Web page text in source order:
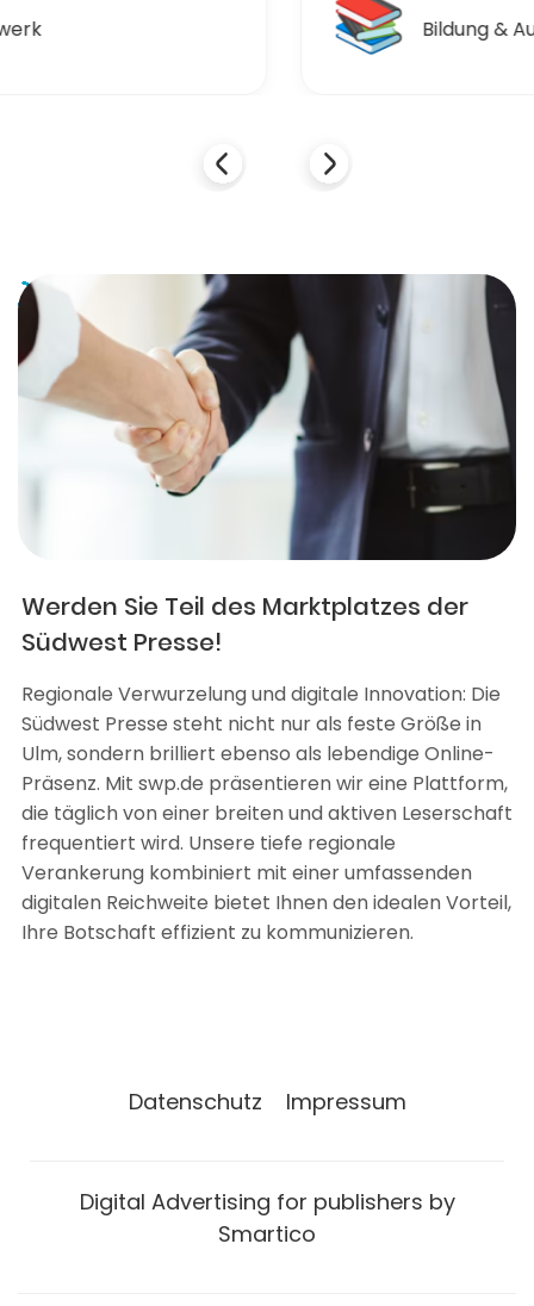
Bildung & Ausbildungen
Werden Sie Teil des Marktplatzes der
Südwest Presse!
Regionale Verwurzelung und digitale Innovation: Die
Südwest Presse steht nicht nur als feste Größe in
Ulm, sondern brilliert ebenso als lebendige Online-
Präsenz. Mit swp.de präsentieren wir eine Plattform,
die täglich von einer breiten und aktiven Leserschaft
frequentiert wird. Unsere tiefe regionale
Verankerung kombiniert mit einer umfassenden
digitalen Reichweite bietet Ihnen den idealen Vorteil,
Ihre Botschaft effizient zu kommunizieren.
Datenschutz Impressum
Digital Advertising for publishers by
Smartico